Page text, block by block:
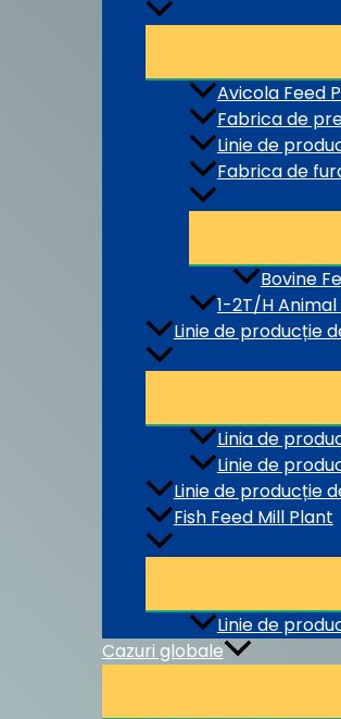
Avicola Feed
Fabrica de
Linie de
Fabrica de
Bovine
1-2T/H
Linie de producție
Linia de
Linie de
Linie de producție
Fish Feed Mill Plant
Linie de
Cazuri globale